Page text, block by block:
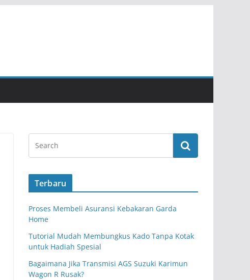
Terbaru
Proses Membeli Asuransi Kebakaran Garda
Home
Tutorial Mudah Membungkus Kado Tanpa Kotak
untuk Hadiah Spesial
Bagaimana Jika Transmisi AGS Suzuki Karimun
Wagon R Rusak?